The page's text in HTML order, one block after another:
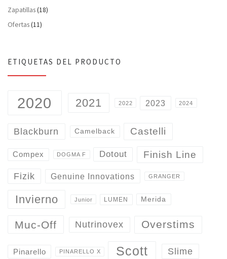
Zapatillas(18)
Ofertas(11)
ETIQUETAS DEL PRODUCTO
2020 2021 2022 2023 2024
Blackburn Camelback Castelli
Compex DOGMA F Dotout Finish Line
Fizik Genuine Innovations GRANGER
Invierno Junior LUMEN Merida
Muc-Off Nutrinovex Overstims
Pinarello PINARELLO X Scott Slime